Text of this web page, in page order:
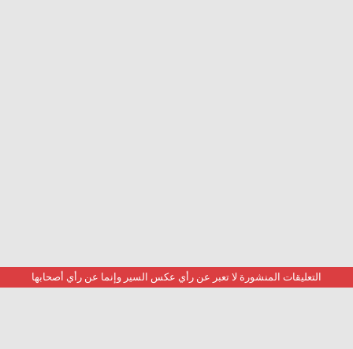
التعليقات المنشورة لا تعبر عن رأي عكس السير وإنما عن رأي أصحابها